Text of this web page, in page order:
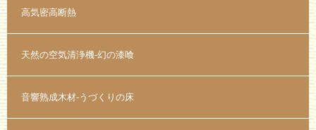
高気密高断熱
天然の空気清浄機-幻の漆喰
音響熟成木材-うづくりの床